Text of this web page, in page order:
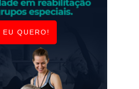
EU QUERO!